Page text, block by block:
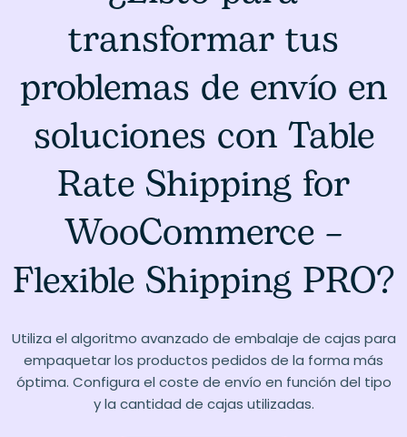
transformar tus
problemas de envío en
soluciones con Table
Rate Shipping for
WooCommerce –
Flexible Shipping PRO?
Utiliza el algoritmo avanzado de embalaje de cajas para
empaquetar los productos pedidos de la forma más
óptima. Configura el coste de envío en función del tipo
y la cantidad de cajas utilizadas.